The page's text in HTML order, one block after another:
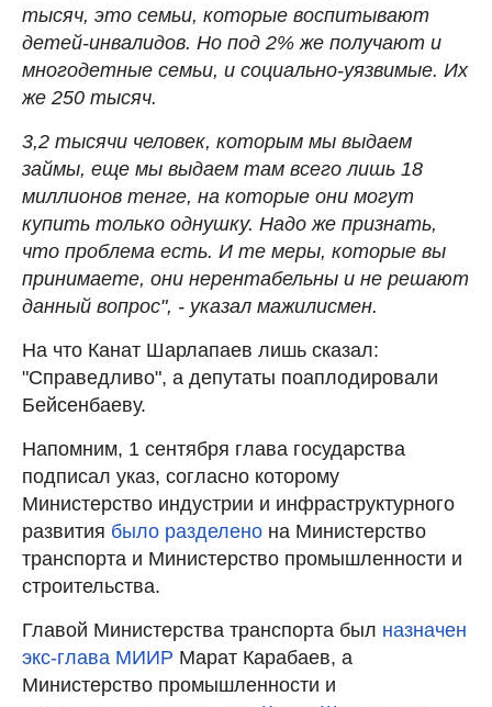
тысяч, это семьи, которые воспитывают
детей-инвалидов. Но под 2% же получают и
многодетные семьи, и социально-уязвимые. Их
же 250 тысяч.
3,2 тысячи человек, которым мы выдаем
займы, еще мы выдаем там всего лишь 18
миллионов тенге, на которые они могут
купить только однушку. Надо же признать,
что проблема есть. И те меры, которые вы
принимаете, они нерентабельны и не решают
данный вопрос", - указал мажилисмен.
На что Канат Шарлапаев лишь сказал:
"Справедливо", а депутаты поаплодировали
Бейсенбаеву.
Напомним, 1 сентября глава государства
подписал указ, согласно которому
Министерство индустрии и инфраструктурного
развития было разделено на Министерство
транспорта и Министерство промышленности и
строительства.
Главой Министерства транспорта был назначен
экс-глава МИИР Марат Карабаев, а
Министерство промышленности и